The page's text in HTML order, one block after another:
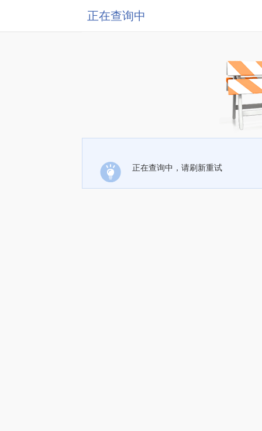
正在查询中
正在查询中，请刷新重试